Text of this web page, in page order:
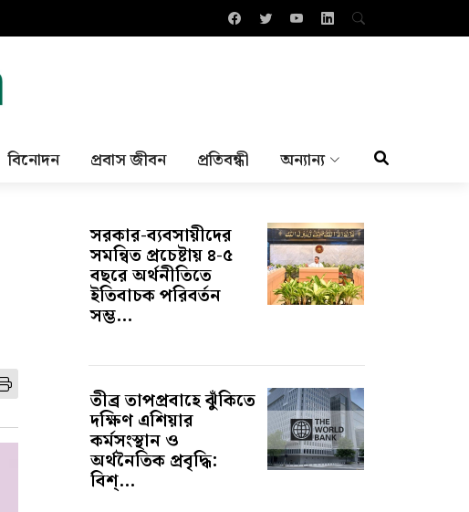
বিনোদন প্রবাস জীবন প্রতিবন্ধী অন্যান্য
সরকার-ব্যবসায়ীদের
সমন্বিত প্রচেষ্টায় ৪-৫
বছরে অর্থনীতিতে
ইতিবাচক পরিবর্তন
সম্ভ...
তীব্র তাপপ্রবাহে ঝুঁকিতে
দক্ষিণ এশিয়ার
কর্মসংস্থান ও
অর্থনৈতিক প্রবৃদ্ধি:
বিশ্...